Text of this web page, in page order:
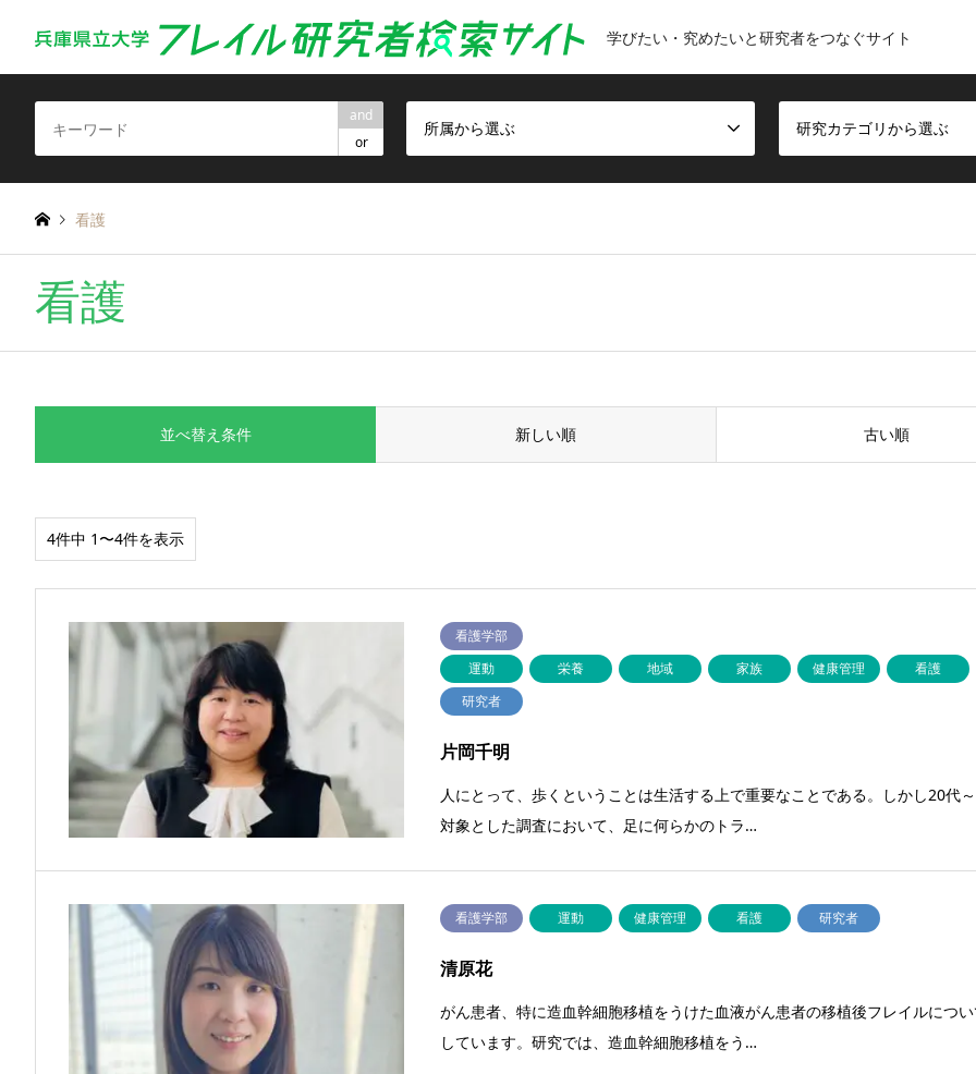
学びたい・究めたいと研究者をつなぐサイト
and
or
所属から選ぶ 研究カテゴリから選ぶ
看護
看護
並べ替え条件 新しい順 古い順
4件中 1〜4件を表示
看護学部
運動
栄養 地域 家族 健康管理
看護
研究者
片岡千明
人にとって、歩くということは生活する上で重要なことである。しかし20代
対象とした調査において、足に何らかのトラ…
看護学部 運動 健康管理 看護 研究者
清原花
がん患者、特に造血幹細胞移植をうけた血液がん患者の移植後フレイルにつ
しています。研究では、造血幹細胞移植をう…